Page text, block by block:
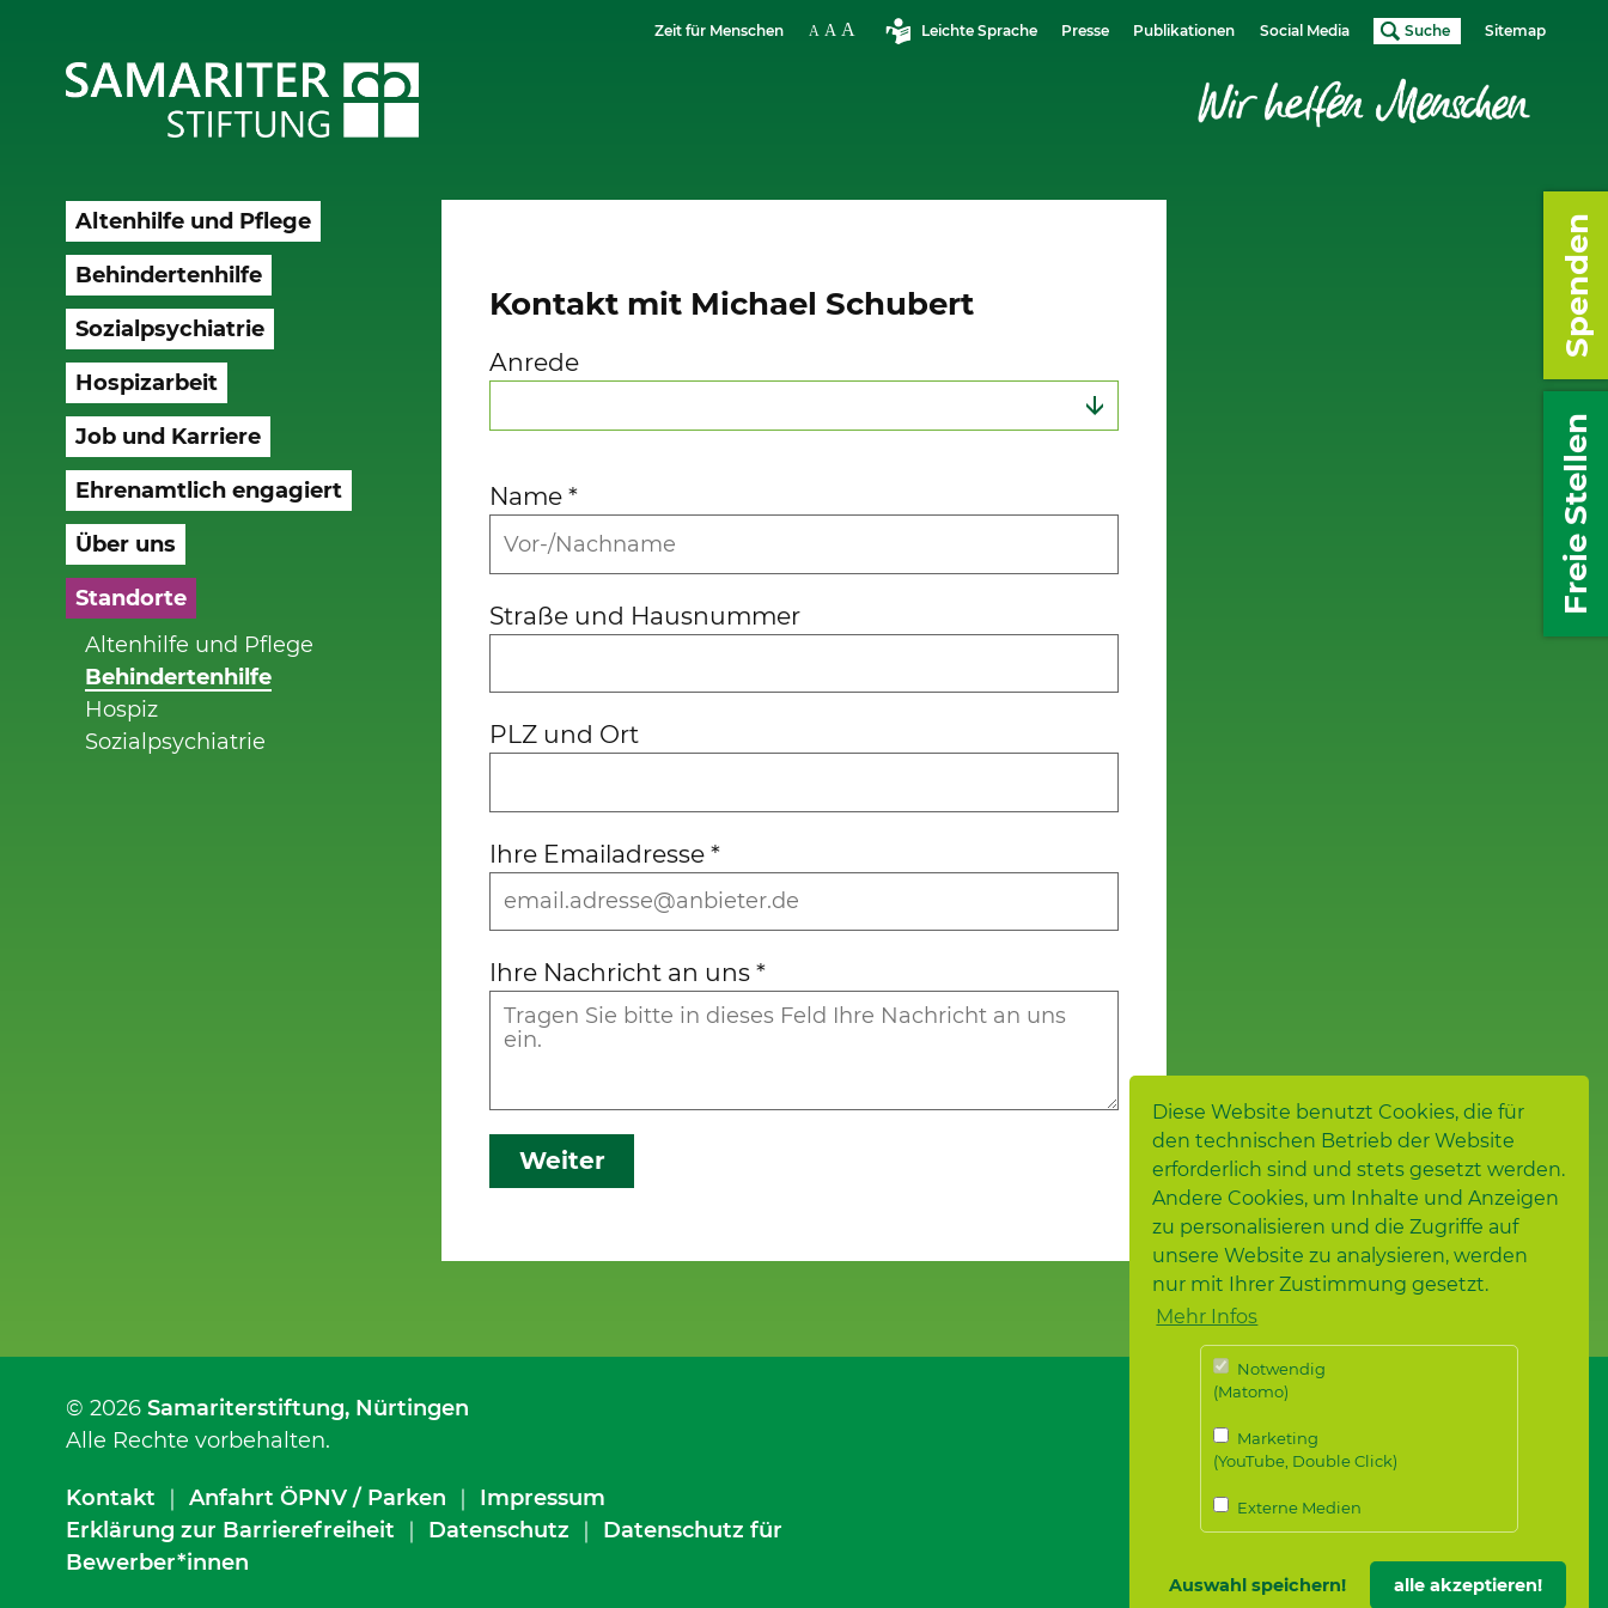
Diese Website benutzt Cookies, die für
den technischen Betrieb der Website
erforderlich sind und stets gesetzt werden.
Andere Cookies, um Inhalte und Anzeigen
zu personalisieren und die Zugriffe auf
unsere Website zu analysieren, werden
nur mit Ihrer Zustimmung gesetzt.
Mehr Infos
Notwendig
(Matomo)
Marketing
(YouTube, Double Click)
Externe Medien
Auswahl speichern! alle akzeptieren!
Altenhilfe und Pflege
Behindertenhilfe
Sozialpsychiatrie
Hospizarbeit
Job und Karriere
Ehrenamtlich engagiert
Über uns
Standorte
Altenhilfe und Pflege
Behindertenhilfe
Hospiz
Sozialpsychiatrie
Zeit für Menschen Leichte Sprache Presse Publikationen Social Media Suche Sitemap
Kontakt mit Michael Schubert
Anrede
Name*
Straße und Hausnummer
PLZ und Ort
Ihre Emailadresse*
Ihre Nachricht an uns*
Weiter
Spenden
Freie Stellen
© 2026 Samariterstiftung, Nürtingen
Alle Rechte vorbehalten.
Kontakt ｜ Anfahrt ÖPNV / Parken ｜ Impressum
Erklärung zur Barrierefreiheit ｜ Datenschutz ｜ Datenschutz für
Bewerber*innen